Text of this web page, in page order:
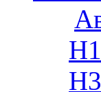
H1
H3